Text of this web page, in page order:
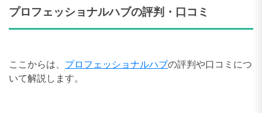
プロフェッショナルハブの評判・口コミ
ここからは、 プロフェッショナルハブの評判や口コミにつ
いて解説します。